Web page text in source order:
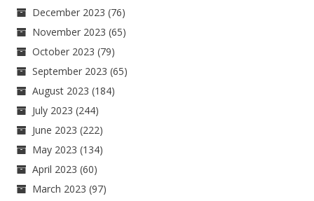
December 2023 (76)
November 2023 (65)
October 2023 (79)
September 2023 (65)
August 2023 (184)
July 2023 (244)
June 2023 (222)
May 2023 (134)
April 2023 (60)
March 2023 (97)